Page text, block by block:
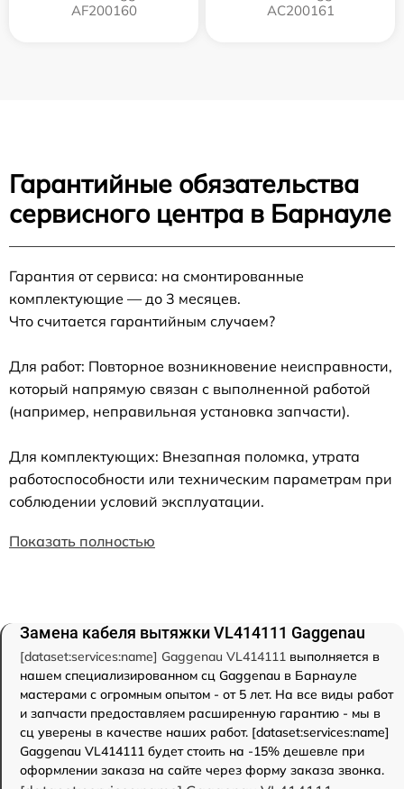
AF200160
AC200161
Гарантийные обязательства
сервисного центра в Барнауле
Гарантия от сервиса: на смонтированные
комплектующие — до 3 месяцев.
Что считается гарантийным случаем?
Для работ: Повторное возникновение неисправности,
который напрямую связан с выполненной работой
(например, неправильная установка запчасти).
Для комплектующих: Внезапная поломка, утрата
работоспособности или техническим параметрам при
соблюдении условий эксплуатации.
Показать полностью
Замена кабеля вытяжки VL414111 Gaggenau
[dataset:services:name] Gaggenau VL414111 выполняется в
нашем специализированном сц Gaggenau в Барнауле
мастерами с огромным опытом - от 5 лет. На все виды работ
и запчасти предоставляем расширенную гарантию - мы в
сц уверены в качестве наших работ. [dataset:services:name]
Gaggenau VL414111 будет стоить на -15% дешевле при
оформлении заказа на сайте через форму заказа звонка.